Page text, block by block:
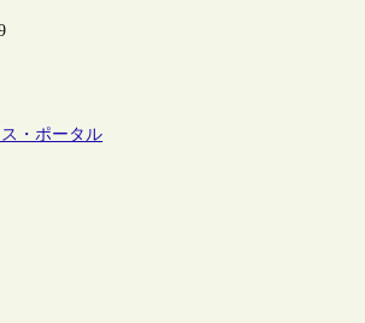
・ポータル